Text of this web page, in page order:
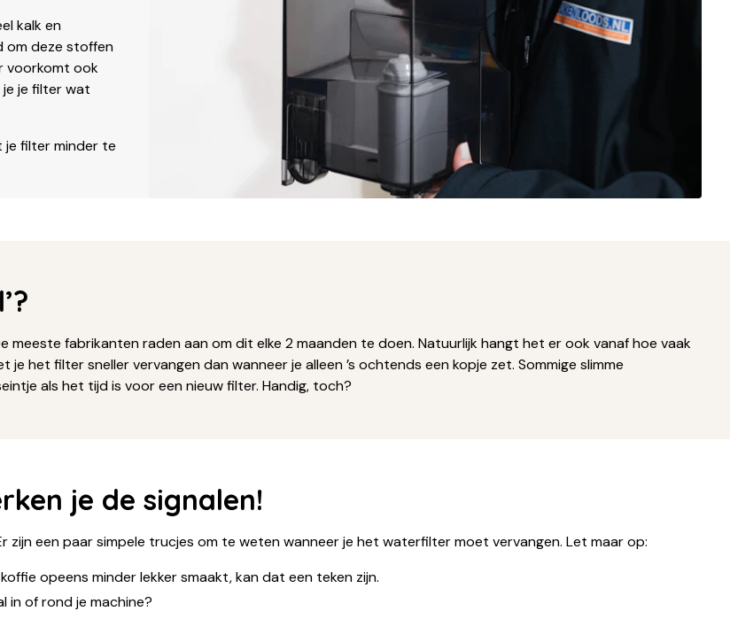
kalk en
om deze stoffen
voorkomt ook
je filter wat
je filter minder te
fabrikanten raden aan om dit elke 2 maanden te doen. Natuurlijk hangt het er ook vanaf hoe vaak
het filter sneller vervangen dan wanneer je alleen ’s ochtends een kopje zet. Sommige slimme
als het tijd is voor een nieuw filter. Handig, toch?
je de signalen!
zijn een paar simpele trucjes om te weten wanneer je het waterfilter moet vervangen. Let maar op:
opeens minder lekker smaakt, kan dat een teken zijn.
in of rond je machine?